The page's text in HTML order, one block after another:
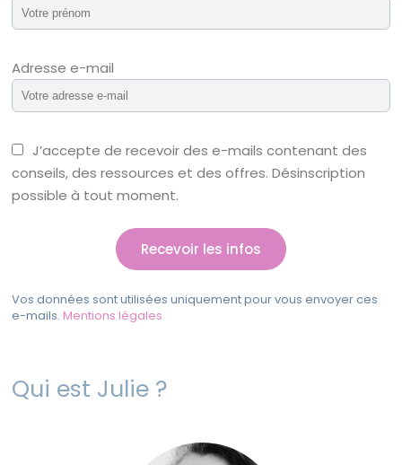
Adresse e-mail
J’accepte de recevoir des e-mails contenant des
conseils, des ressources et des offres. Désinscription
possible à tout moment.
Vos données sont utilisées uniquement pour vous envoyer ces
e-mails. Mentions légales
Qui est Julie ?